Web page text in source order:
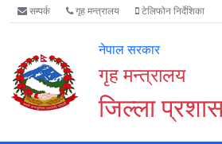
Accessibility
Mode
गर्नुहोस्
मुख्य
सामाग्री
मुख्य
नेभिगेसन
वेबसाइट
खोजमा
सम्पर्क गृह मन्त्रालय टेलिफोन निर्देशिका
नेपाल सरकार
गृह मन्त्रालय
जिल्ला